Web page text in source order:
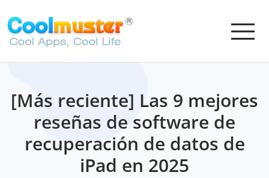
[Más reciente] Las 9 mejores
reseñas de software de
recuperación de datos de
iPad en 2025